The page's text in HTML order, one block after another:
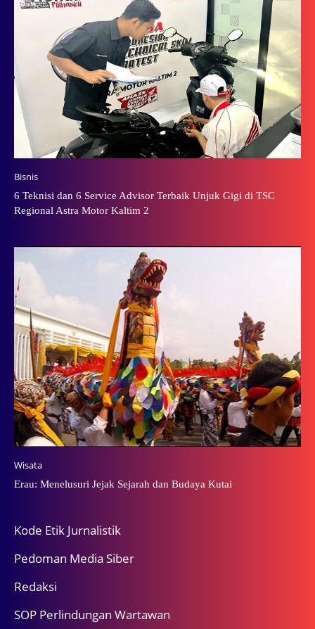
Bisnis
6 Teknisi dan 6 Service Advisor Terbaik Unjuk Gigi di TSC
Regional Astra Motor Kaltim 2
Wisata
Erau: Menelusuri Jejak Sejarah dan Budaya Kutai
Kode Etik Jurnalistik
Pedoman Media Siber
Redaksi
SOP Perlindungan Wartawan